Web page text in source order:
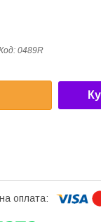
0489R